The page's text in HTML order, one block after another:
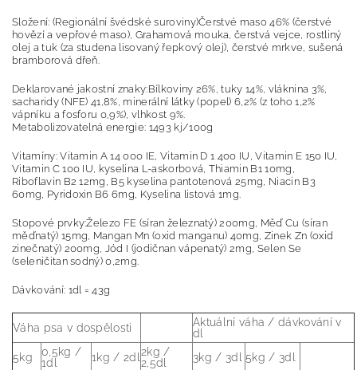
Složení: (Regionální švédské suroviny)Čerstvé maso 46% (čerstvé
hovězí a vepřové maso), Grahamová mouka, čerstvá vejce, rostliný
olej a tuk (za studena lisovaný řepkový olej), čerstvé mrkve, sušená
bramborová dřeň.
Deklarované jakostní znaky:Bílkoviny 26%, tuky 14%, vláknina 3%,
sacharidy (NFE) 41,8%, minerální látky (popel) 6,2% (z toho 1,2%
vápníku a fosforu 0,9%), vlhkost 9%.
Metabolizovatelná energie: 1493 kj/100g
Vitamíny: Vitamin A 14 000 IE, Vitamin D 1 400 IU, Vitamin E 150 IU,
Vitamin C 100 IU, kyselina L-askorbová, Thiamin B1 10mg,
Riboflavin B2 12mg, B5 kyselina pantotenová 25mg, Niacin B3
60mg, Pyridoxin B6 6mg, Kyselina listová 1mg.
Stopové prvky:Železo FE (síran železnatý) 200mg, Měď Cu (síran
měďnatý) 15mg, Mangan Mn (oxid manganu) 40mg, Zinek Zn (oxid
zinečnatý) 200mg, Jód I (jodičnan vápenatý) 2mg, Selen Se
(seleničitan sodný) 0,2mg.
Dávkování: 1dl = 43g
Váha psa v dospělosti
Aktuální váha / dávkování v
dl
5kg
0,5kg /
1dl
1kg / 2dl 2kg /
2,5dl
3kg / 3dl 5kg / 3dl